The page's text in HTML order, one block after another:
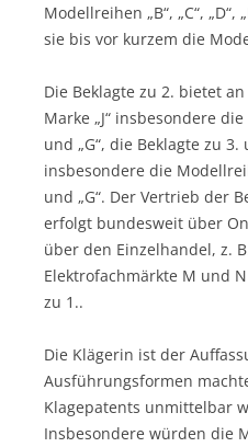
Modellreihen „B“, „C“, „D“,
sie bis vor kurzem die
Die Beklagte zu 2. bietet
Marke „J“ insbesondere die
und „G“, die Beklagte zu
insbesondere die
und „G“. Der Vertrieb der
erfolgt bundesweit über
über den Einzelhandel, z.
Elektrofachmärkte M und
zu 1..
Die Klägerin ist der
Ausführungsformen
Klagepatents unmittelbar
Insbesondere würden die